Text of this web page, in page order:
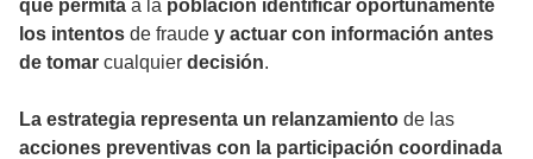
que permita a la población identificar oportunamente
los intentos de fraude y actuar con información antes
de tomar cualquier decisión.
La estrategia representa un relanzamiento de las
acciones preventivas con la participación coordinada